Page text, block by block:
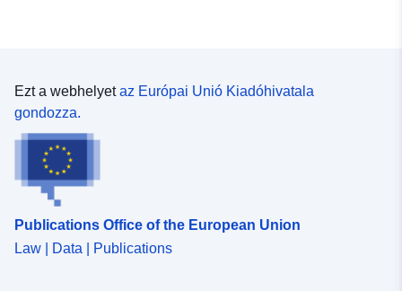
Ezt a webhelyetaz Európai Unió Kiadóhivatala
gondozza.
Publications Office of the European Union
Law | Data | Publications